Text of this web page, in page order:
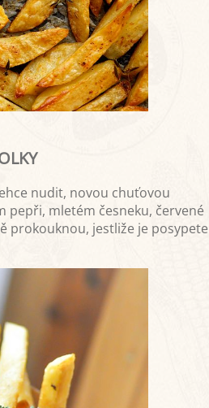
nudit, novou chuťovou
pepři, mletém česneku, červené
prokouknou, jestliže je posypete